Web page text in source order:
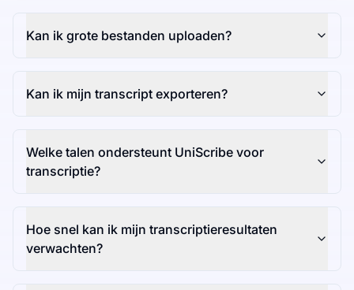
Kan ik grote bestanden uploaden?
Kan ik mijn transcript exporteren?
Welke talen ondersteunt UniScribe voor
transcriptie?
Hoe snel kan ik mijn transcriptieresultaten
verwachten?